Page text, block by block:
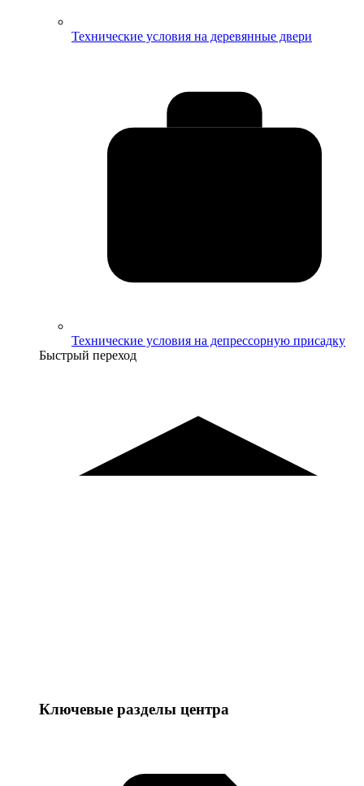
Технические условия на деревянные двери
Технические условия на депрессорную присадку
Быстрый переход
Ключевые разделы центра